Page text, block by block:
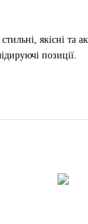
якісні та
позиції.